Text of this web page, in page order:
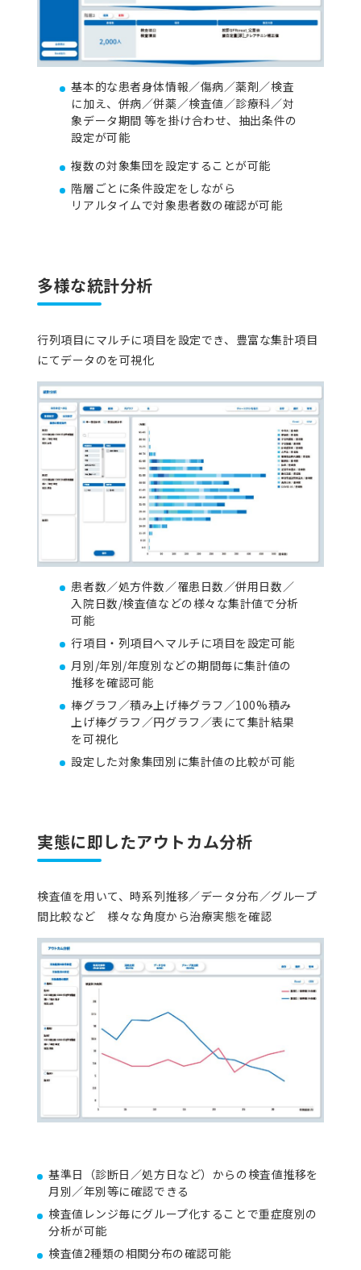
基本的な患者身体情報／傷病／薬剤／検査
に加え、併病／併薬／検査値／診療科／対
象データ期間 等を掛け合わせ、抽出条件の
設定が可能
複数の対象集団を設定することが可能
階層ごとに条件設定をしながら
リアルタイムで対象患者数の確認が可能
多様な統計分析
行列項目にマルチに項目を設定でき、豊富な集計項目
にてデータのを可視化
患者数／処方件数／罹患日数／併用日数／
入院日数/検査値などの様々な集計値で分析
可能
行項目・列項目へマルチに項目を設定可能
月別/年別/年度別などの期間毎に集計値の
推移を確認可能
棒グラフ／積み上げ棒グラフ／100%積み
上げ棒グラフ／円グラフ／表にて集計結果
を可視化
設定した対象集団別に集計値の比較が可能
実態に即したアウトカム分析
検査値を用いて、時系列推移／データ分布／グループ
間比較など 様々な角度から治療実態を確認
基準日（診断日／処方日など）からの検査値推移を
月別／年別等に確認できる
検査値レンジ毎にグループ化することで重症度別の
分析が可能
検査値2種類の相関分布の確認可能